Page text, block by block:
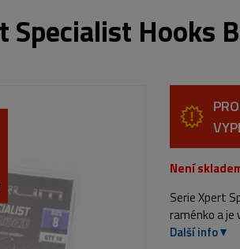
Specialist Hooks
Není
Serie Xpert
raménko a je
Další info